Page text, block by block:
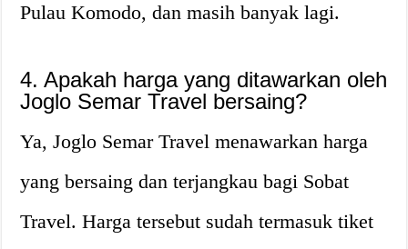
Pulau Komodo, dan masih banyak lagi.
4. Apakah harga yang ditawarkan oleh
Joglo Semar Travel bersaing?
Ya, Joglo Semar Travel menawarkan harga
yang bersaing dan terjangkau bagi Sobat
Travel. Harga tersebut sudah termasuk tiket